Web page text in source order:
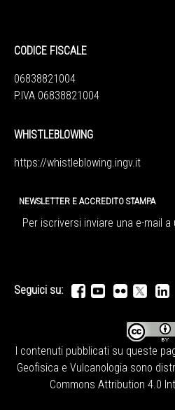
CODICE FISCALE
06838821004
P.IVA 06838821004
WHISTLEBLOWING
https://whistleblowing.ingv.it
NEWSLETTER E ACCREDITO STAMPA
Per iscriversi inviare una e-mail a
Seguici su:
I contenuti pubblicati su queste
Geofisica e Vulcanologia sono
Commons Attribution 4.0